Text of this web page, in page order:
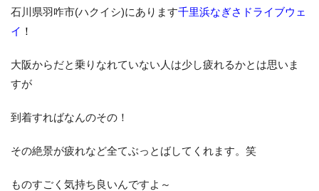
石川県羽咋市(ハクイシ)にあります千里浜なぎさドライブウェ
イ ！
大阪からだと乗りなれていない人は少し疲れるかとは思いま
すが
到着すればなんのその！
その絶景が疲れなど全てぶっとばしてくれます。笑
ものすごく気持ち良いんですよ～
お知らせ
スタッフブログ
English Site
WEB予約